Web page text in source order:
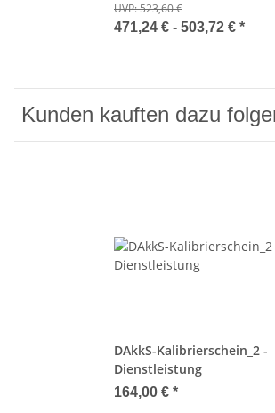
UVP:523,60 €
471,24 € - 503,72 € *
Kunden kauften dazu
DAkkS-Kalibrierschein_2 -
Dienstleistung
164,00 € *